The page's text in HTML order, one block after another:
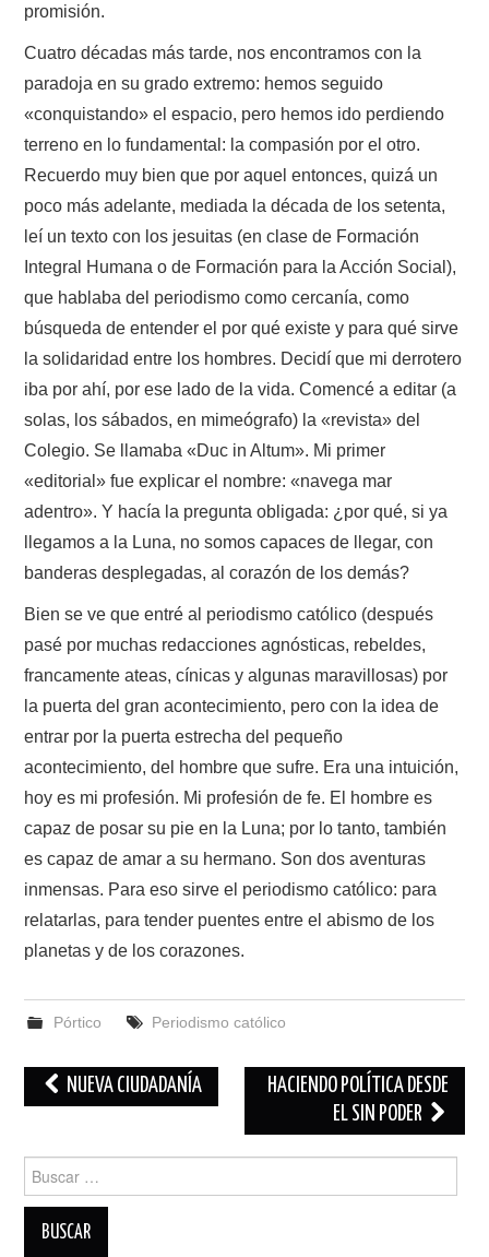
promisión.
Cuatro décadas más tarde, nos encontramos con la
paradoja en su grado extremo: hemos seguido
«conquistando» el espacio, pero hemos ido perdiendo
terreno en lo fundamental: la compasión por el otro.
Recuerdo muy bien que por aquel entonces, quizá un
poco más adelante, mediada la década de los setenta,
leí un texto con los jesuitas (en clase de Formación
Integral Humana o de Formación para la Acción Social),
que hablaba del periodismo como cercanía, como
búsqueda de entender el por qué existe y para qué sirve
la solidaridad entre los hombres. Decidí que mi derrotero
iba por ahí, por ese lado de la vida. Comencé a editar (a
solas, los sábados, en mimeógrafo) la «revista» del
Colegio. Se llamaba «Duc in Altum». Mi primer
«editorial» fue explicar el nombre: «navega mar
adentro». Y hacía la pregunta obligada: ¿por qué, si ya
llegamos a la Luna, no somos capaces de llegar, con
banderas desplegadas, al corazón de los demás?
Bien se ve que entré al periodismo católico (después
pasé por muchas redacciones agnósticas, rebeldes,
francamente ateas, cínicas y algunas maravillosas) por
la puerta del gran acontecimiento, pero con la idea de
entrar por la puerta estrecha del pequeño
acontecimiento, del hombre que sufre. Era una intuición,
hoy es mi profesión. Mi profesión de fe. El hombre es
capaz de posar su pie en la Luna; por lo tanto, también
es capaz de amar a su hermano. Son dos aventuras
inmensas. Para eso sirve el periodismo católico: para
relatarlas, para tender puentes entre el abismo de los
planetas y de los corazones.
Pórtico Periodismo católico
Navegación
de
NUEVA CIUDADANÍA
HACIENDO POLÍTICA DESDE
EL SIN PODER
para: